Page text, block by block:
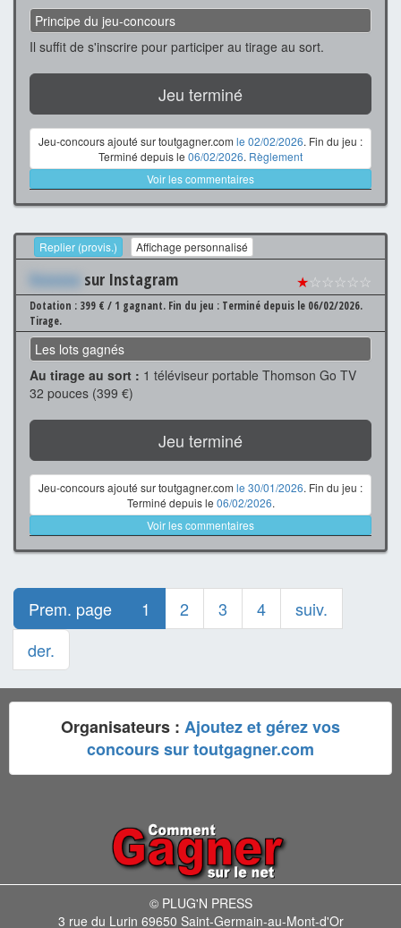
Principe du jeu-concours
Il suffit de s'inscrire pour participer au tirage au sort.
Jeu terminé
Jeu-concours ajouté sur toutgagner.com le 02/02/2026. Fin du jeu :
Terminé depuis le 06/02/2026. Règlement
Voir les commentaires
Replier (provis.) Affichage personnalisé
Xxxxxxx sur Instagram ★☆☆☆☆☆
Dotation : 399 € / 1 gagnant. Fin du jeu : Terminé depuis le 06/02/2026.
Tirage.
Les lots gagnés
Au tirage au sort : 1 téléviseur portable Thomson Go TV
32 pouces (399 €)
Jeu terminé
Jeu-concours ajouté sur toutgagner.com le 30/01/2026. Fin du jeu :
Terminé depuis le 06/02/2026.
Voir les commentaires
Prem. page 1 2 3 4
suiv.
der.
Organisateurs : Ajoutez et gérez vos
concours sur toutgagner.com
© PLUG'N PRESS
3 rue du Lurin 69650 Saint-Germain-au-Mont-d'Or